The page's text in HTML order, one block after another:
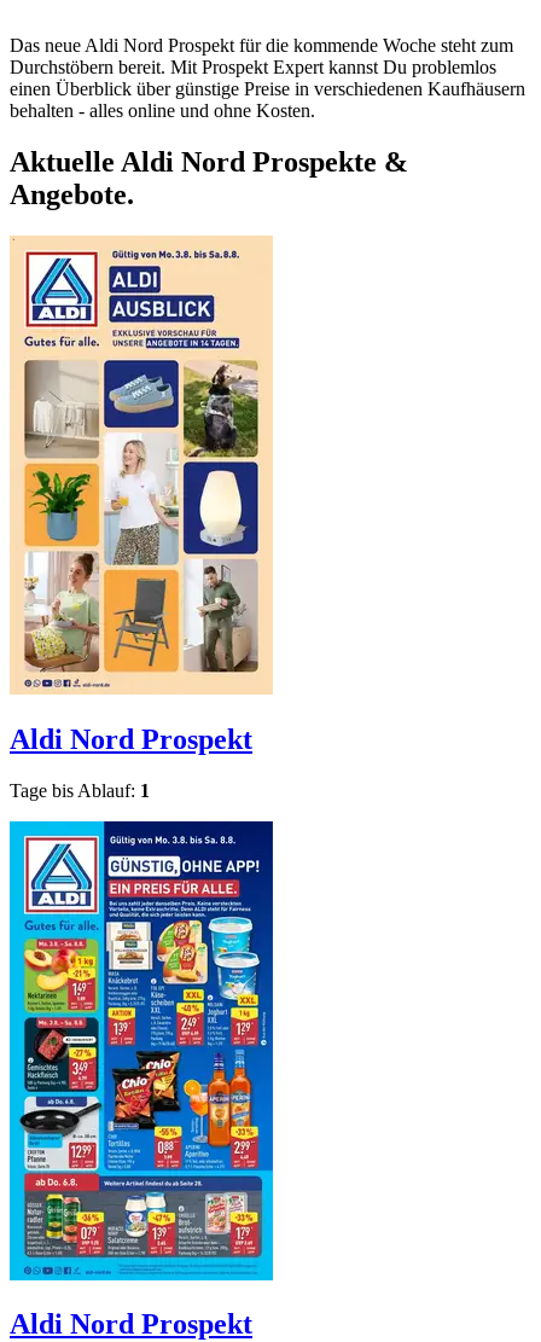
Das neue Aldi Nord Prospekt für die kommende Woche steht zum
Durchstöbern bereit. Mit Prospekt Expert kannst Du problemlos
einen Überblick über günstige Preise in verschiedenen Kaufhäusern
behalten - alles online und ohne Kosten.
Aktuelle Aldi Nord Prospekte &
Angebote.
Aldi Nord Prospekt
Tage bis Ablauf: 1
Aldi Nord Prospekt